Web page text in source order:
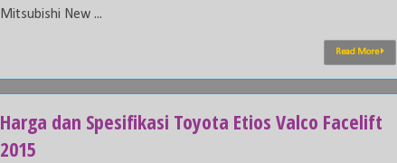
Mitsubishi New ...
Read More
Harga dan Spesifikasi Toyota Etios Valco Facelift
2015